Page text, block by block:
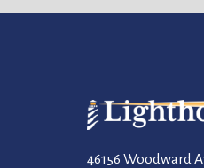
46156 Woodward